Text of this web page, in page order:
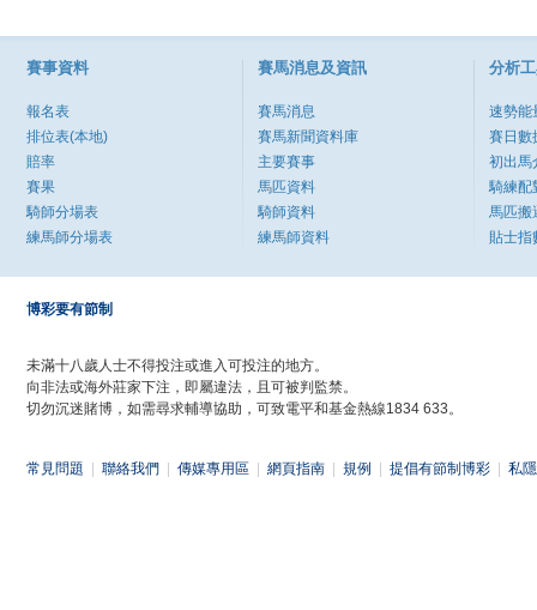
賽事資料
報名表
排位表(本地)
賠率
賽果
騎師分場表
練馬師分場表
賽馬消息及資訊
賽馬消息
賽馬新聞資料庫
主要賽事
馬匹資料
騎師資料
練馬師資料
分析
速勢能
賽日數
初出馬
騎練配
馬匹搬
貼士指
博彩要有節制
未滿十八歲人士不得投注或進入可投注的地方。
向非法或海外莊家下注，即屬違法，且可被判監禁。
切勿沉迷賭博，如需尋求輔導協助，可致電平和基金熱線1834 633。
常見問題 聯絡我們 傳媒專用區 網頁指南 規例 提倡有節制博彩 私